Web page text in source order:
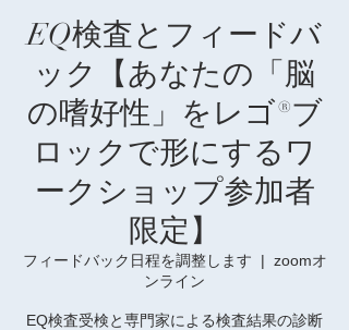
EQ検査とフィードバ
ック【あなたの「脳
の嗜好性」をレゴ®️ブ
ロックで形にするワ
ークショップ参加者
限定】
フィードバック日程を調整します
  |
zoomオ
ンライン
EQ検査受検と専門家による検査結果の診断